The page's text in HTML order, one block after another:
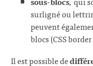
surligné ou
peuvent
blocs (CSS
Il est possible de